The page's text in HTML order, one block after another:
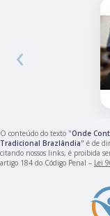
‹
O conteúdo do texto "Onde
Tradicional Brazlândia" é de
citando nossos links, é proibida
artigo 184 do Código Penal – Lei